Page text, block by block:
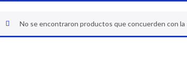
No se encontraron productos que concuerden con la